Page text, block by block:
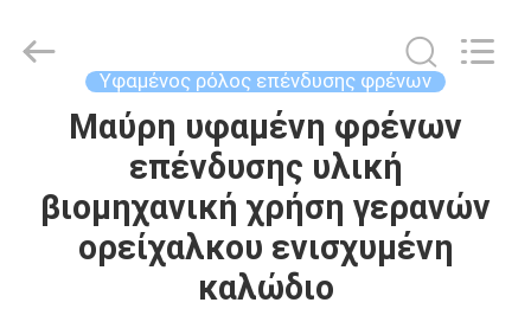
ΣΠΊΤΙ
ΠΡΟΪΌΝΤΑ
ΠΕΡΊΠΟΥ
Υφαμένος ρόλος επένδυσης φρένων
Μαύρη υφαμένη φρένων
επένδυσης υλική
βιομηχανική χρήση γερανών
ορείχαλκου ενισχυμένη
καλώδιο